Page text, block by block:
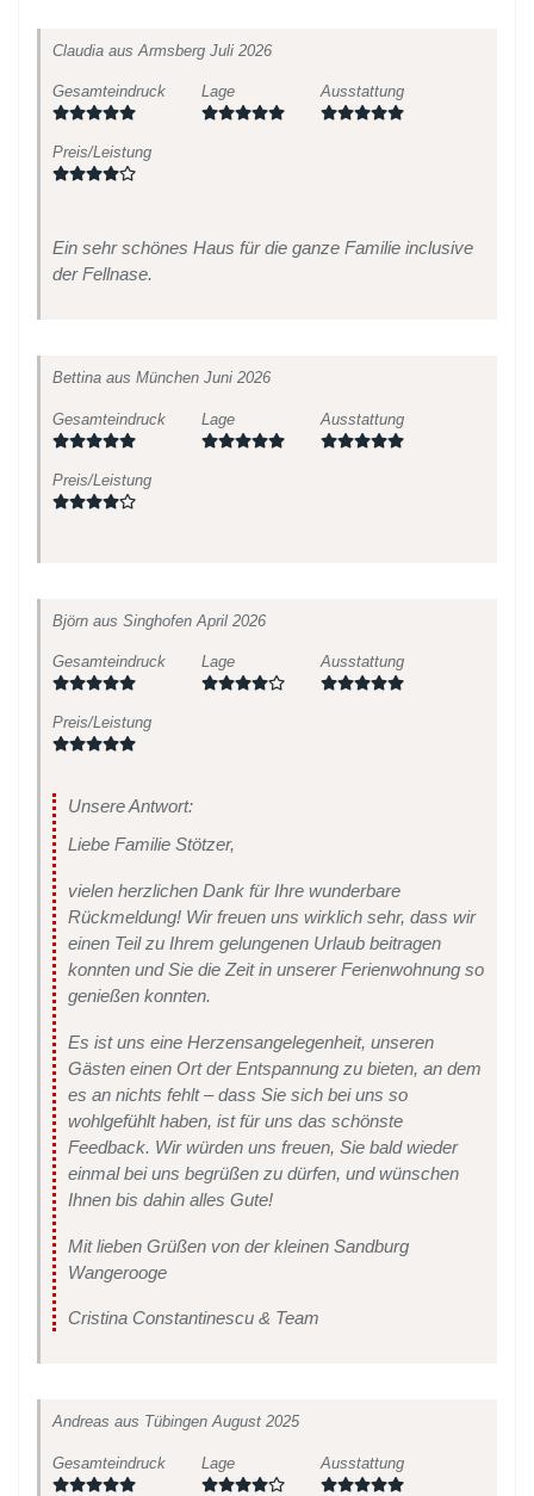
Claudia aus Armsberg Juli 2026
Gesamteindruck Lage Ausstattung
Preis/Leistung
Ein sehr schönes Haus für die ganze Familie inclusive
der Fellnase.
Bettina aus München Juni 2026
Gesamteindruck Lage Ausstattung
Preis/Leistung
Björn aus Singhofen April 2026
Gesamteindruck Lage Ausstattung
Preis/Leistung
Unsere Antwort:
Liebe Familie Stötzer,
vielen herzlichen Dank für Ihre wunderbare
Rückmeldung! Wir freuen uns wirklich sehr, dass wir
einen Teil zu Ihrem gelungenen Urlaub beitragen
konnten und Sie die Zeit in unserer Ferienwohnung so
genießen konnten.
Es ist uns eine Herzensangelegenheit, unseren
Gästen einen Ort der Entspannung zu bieten, an dem
es an nichts fehlt – dass Sie sich bei uns so
wohlgefühlt haben, ist für uns das schönste
Feedback. Wir würden uns freuen, Sie bald wieder
einmal bei uns begrüßen zu dürfen, und wünschen
Ihnen bis dahin alles Gute!
Mit lieben Grüßen von der kleinen Sandburg
Wangerooge
Cristina Constantinescu & Team
Andreas aus Tübingen August 2025
Gesamteindruck Lage Ausstattung